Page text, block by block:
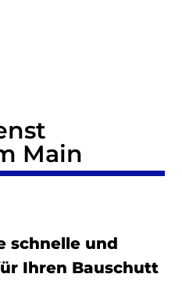
Main
schnelle und
Ihren Bauschutt